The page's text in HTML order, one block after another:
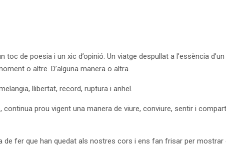
de poesia i un xic d’opinió. Un viatge despullat a l’essència
o altre. D’alguna manera o altra.
llibertat, record, ruptura i anhel.
prou vigent una manera de viure, conviure, sentir i
de fer que han quedat als nostres cors i ens fan frisar per